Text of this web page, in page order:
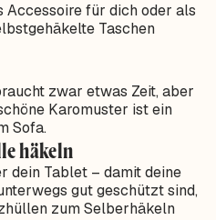
Accessoire für dich oder als
Taschen
zwar etwas Zeit, aber
Karomuster ist ein
Sofa.
häkeln
dein Tablet – damit deine
gut geschützt sind,
zum Selberhäkeln